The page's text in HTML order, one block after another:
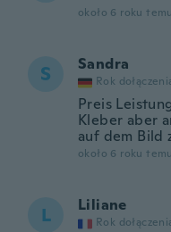
około 6 roku temu
S Sandra
Rok
Preis
Kleber aber
auf dem Bild
około 6 roku temu
L Liliane
Rok